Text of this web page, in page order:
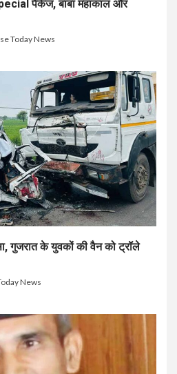
पैकेज, बाबा महाकाल और
Today News
गुजरात के युवकों की वैन को ट्रॉले
News